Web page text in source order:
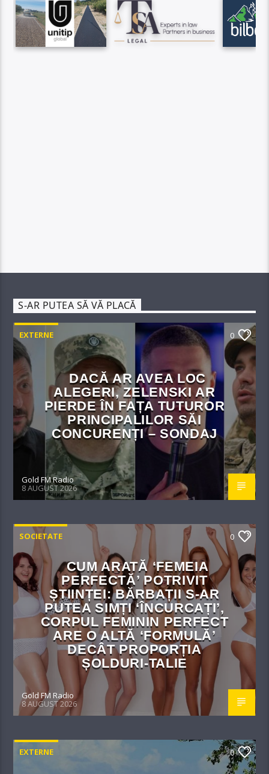
S-AR PUTEA SĂ VĂ PLACĂ
EXTERNE 0
DACĂ AR AVEA LOC
ALEGERI, ZELENSKI AR
PIERDE ÎN FAȚA TUTUROR
PRINCIPALILOR SĂI
CONCURENȚI – SONDAJ
Gold FM Radio
8 AUGUST 2026
SOCIETATE 0
CUM ARATĂ ‘FEMEIA
PERFECTĂ’ POTRIVIT
ȘTIINȚEI: BĂRBAȚII S-AR
PUTEA SIMȚI ‘ÎNCURCAȚI’,
CORPUL FEMININ PERFECT
ARE O ALTĂ ‘FORMULĂ’
DECÂT PROPORȚIA
ȘOLDURI-TALIE
Gold FM Radio
8 AUGUST 2026
EXTERNE 0